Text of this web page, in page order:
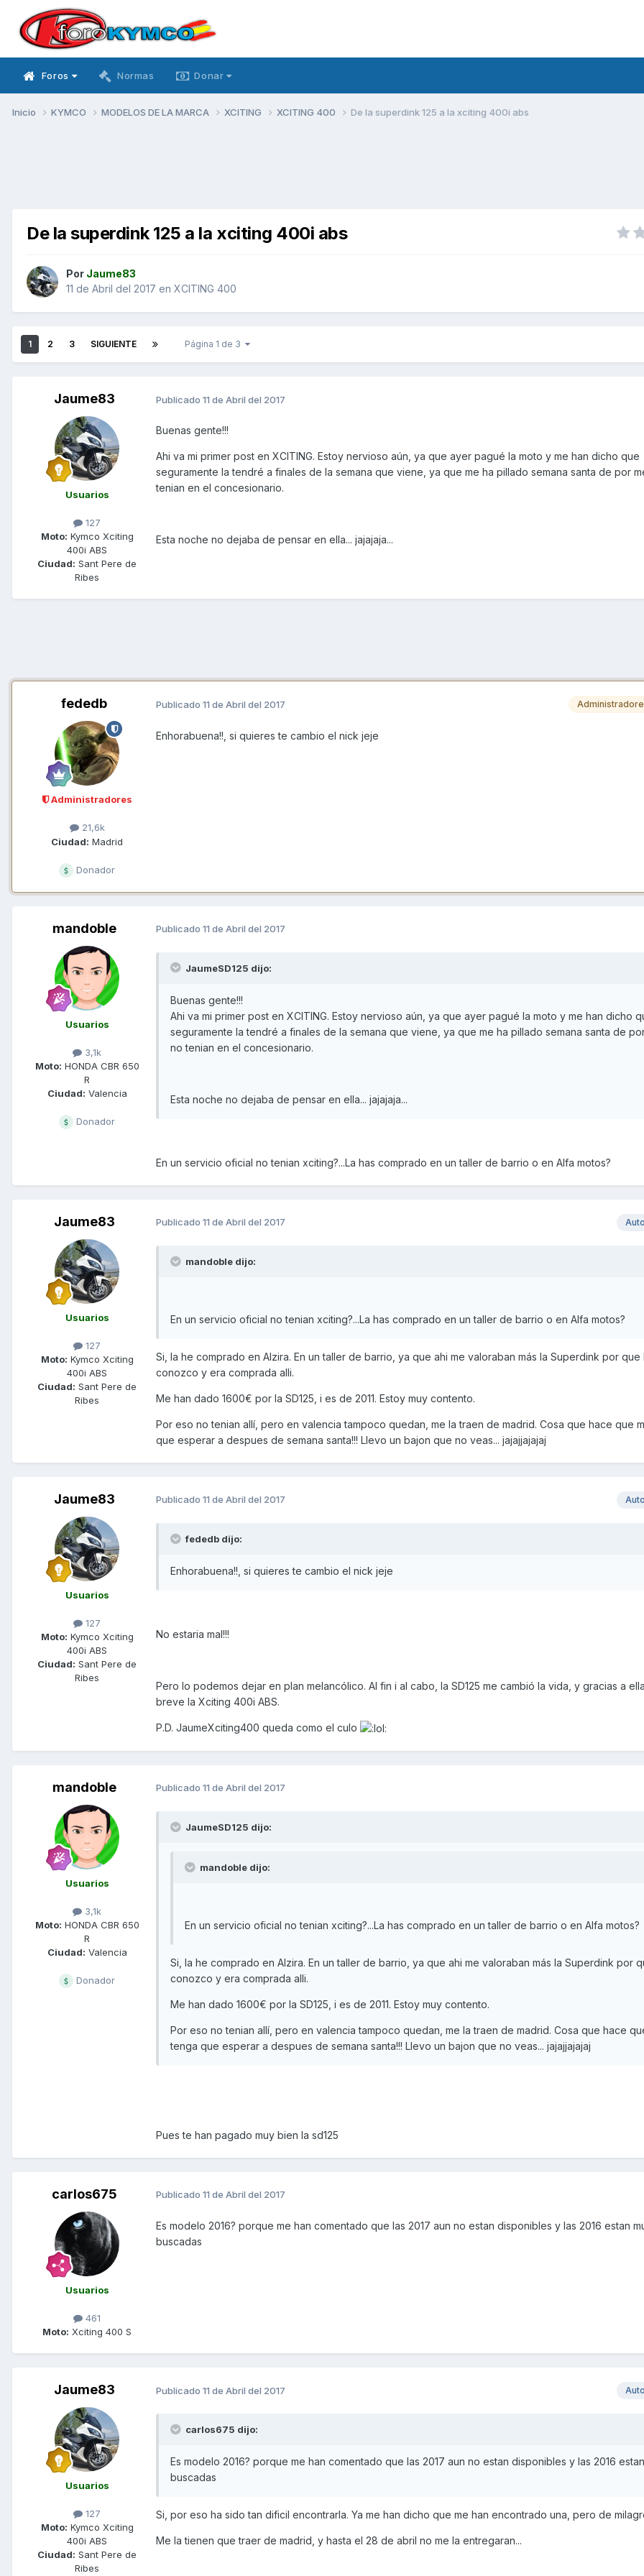
Foros Normas Donar
Inicio KYMCO MODELOS DE LA MARCA XCITING XCITING 400 De la superdink 125 a la xciting 400i abs
De la superdink 125 a la xciting 400i abs
Por Jaume83
11 de Abril del 2017 en XCITING 400
1 2 3 SIGUIENTE Página 1 de 3
Jaume83
Usuarios
127
Moto: Kymco Xciting
400i ABS
Ciudad: Sant Pere de
Ribes
Publicado 11 de Abril del 2017
Buenas gente!!!
Ahi va mi primer post en XCITING. Estoy nervioso aún, ya que ayer pagué la moto y me han dicho que
seguramente la tendré a finales de la semana que viene, ya que me ha pillado semana santa de por
tenian en el concesionario.
Esta noche no dejaba de pensar en ella... jajajaja...
fededb
Administradores
21,6k
Ciudad: Madrid
Donador
Publicado 11 de Abril del 2017
Enhorabuena!!, si quieres te cambio el nick jeje
mandoble
Usuarios
3,1k
Moto: HONDA CBR 650
R
Ciudad: Valencia
Donador
Publicado 11 de Abril del 2017
JaumeSD125 dijo:
Buenas gente!!!
Ahi va mi primer post en XCITING. Estoy nervioso aún, ya que ayer pagué la moto y me han dicho
seguramente la tendré a finales de la semana que viene, ya que me ha pillado semana santa de
no tenian en el concesionario.
Esta noche no dejaba de pensar en ella... jajajaja...
En un servicio oficial no tenian xciting?...La has comprado en un taller de barrio o en Alfa motos?
Jaume83
Usuarios
127
Moto: Kymco Xciting
400i ABS
Ciudad: Sant Pere de
Ribes
Publicado 11 de Abril del 2017
mandoble dijo:
En un servicio oficial no tenian xciting?...La has comprado en un taller de barrio o en Alfa motos?
Si, la he comprado en Alzira. En un taller de barrio, ya que ahi me valoraban más la Superdink por que
conozco y era comprada alli.
Me han dado 1600€ por la SD125, i es de 2011. Estoy muy contento.
Por eso no tenian allí, pero en valencia tampoco quedan, me la traen de madrid. Cosa que hace que
que esperar a despues de semana santa!!! Llevo un bajon que no veas... jajajjajajaj
Jaume83
Usuarios
127
Moto: Kymco Xciting
400i ABS
Ciudad: Sant Pere de
Ribes
Publicado 11 de Abril del 2017
fededb dijo:
Enhorabuena!!, si quieres te cambio el nick jeje
No estaria mal!!!
Pero lo podemos dejar en plan melancólico. Al fin i al cabo, la SD125 me cambió la vida, y gracias a
breve la Xciting 400i ABS.
P.D. JaumeXciting400 queda como el culo
mandoble
Usuarios
3,1k
Moto: HONDA CBR 650
R
Ciudad: Valencia
Donador
Publicado 11 de Abril del 2017
JaumeSD125 dijo:
mandoble dijo:
En un servicio oficial no tenian xciting?...La has comprado en un taller de barrio o en Alfa motos?
Si, la he comprado en Alzira. En un taller de barrio, ya que ahi me valoraban más la Superdink por
conozco y era comprada alli.
Me han dado 1600€ por la SD125, i es de 2011. Estoy muy contento.
Por eso no tenian allí, pero en valencia tampoco quedan, me la traen de madrid. Cosa que hace
tenga que esperar a despues de semana santa!!! Llevo un bajon que no veas... jajajjajajaj
Pues te han pagado muy bien la sd125
carlos675
Usuarios
461
Moto: Xciting 400 S
Publicado 11 de Abril del 2017
Es modelo 2016? porque me han comentado que las 2017 aun no estan disponibles y las 2016 estan
buscadas
Jaume83
Usuarios
127
Moto: Kymco Xciting
400i ABS
Ciudad: Sant Pere de
Ribes
Publicado 11 de Abril del 2017
carlos675 dijo:
Es modelo 2016? porque me han comentado que las 2017 aun no estan disponibles y las 2016
buscadas
Si, por eso ha sido tan dificil encontrarla. Ya me han dicho que me han encontrado una, pero de
Me la tienen que traer de madrid, y hasta el 28 de abril no me la entregaran...